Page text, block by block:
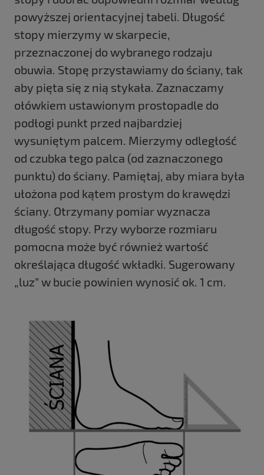
powyższej orientacyjnej tabeli. Długość
stopy mierzymy w skarpecie,
przeznaczonej do wybranego rodzaju
obuwia. Stopę przystawiamy do ściany, tak
aby pięta się z nią stykała. Zaznaczamy
ołówkiem ustawionym prostopadle do
podłogi punkt przed najbardziej
wysuniętym palcem. Mierzymy odległość
od czubka tego palca (od zaznaczonego
punktu) do ściany. Pamiętaj, aby miara była
ułożona pod kątem prostym do krawędzi
ściany. Otrzymany pomiar wyznacza
długość stopy. Przy wyborze rozmiaru
pomocna może być również wartość
określająca długość wkładki. Sugerowany
„luz” w bucie powinien wynosić ok. 1 cm.